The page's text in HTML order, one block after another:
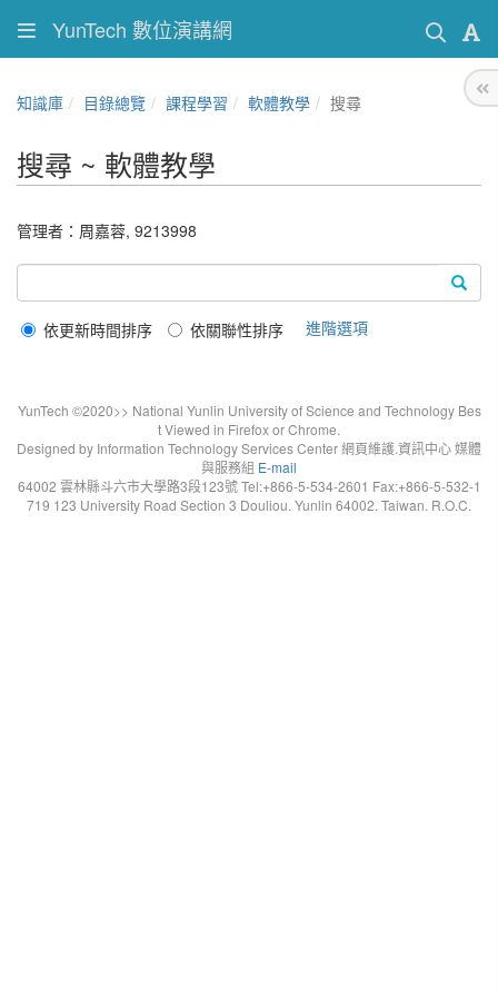
YunTech 數位演講網
知識庫 目錄總覽 課程學習 軟體教學 搜尋
搜尋 ~ 軟體教學
管理者：周嘉蓉, 9213998
依更新時間排序 依關聯性排序 進階選項
YunTech ©2020>> National Yunlin University of Science and Technology Bes
t Viewed in Firefox or Chrome.
Designed by Information Technology Services Center 網頁維護.資訊中心 媒體
與服務組 E-mail
64002 雲林縣斗六市大學路3段123號 Tel:+866-5-534-2601 Fax:+866-5-532-1
719 123 University Road Section 3 Douliou. Yunlin 64002. Taiwan. R.O.C.